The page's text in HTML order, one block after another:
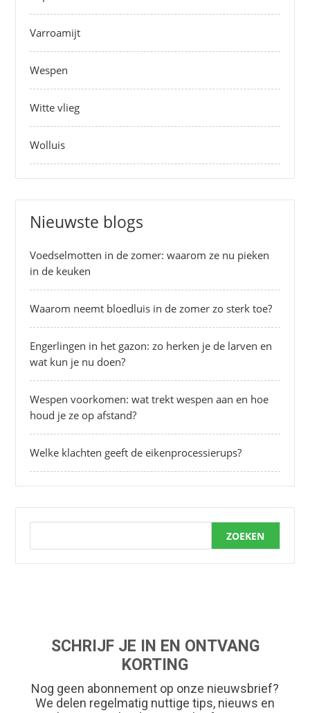
Varroamijt
Wespen
Witte vlieg
Wolluis
Nieuwste blogs
Voedselmotten in de zomer: waarom ze nu pieken
in de keuken
Waarom neemt bloedluis in de zomer zo sterk toe?
Engerlingen in het gazon: zo herken je de larven en
wat kun je nu doen?
Wespen voorkomen: wat trekt wespen aan en hoe
houd je ze op afstand?
Welke klachten geeft de eikenprocessierups?
ZOEKEN